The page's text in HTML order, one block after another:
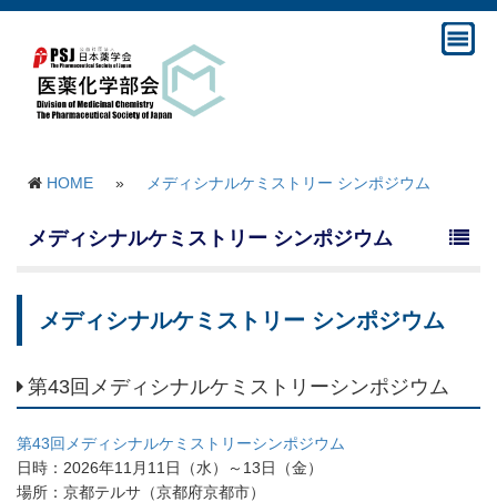
HOME » メディシナルケミストリー シンポジウム
メディシナルケミストリー シンポジウム
メディシナルケミストリー シンポジウム
第43回メディシナルケミストリーシンポジウム
第43回メディシナルケミストリーシンポジウム
日時：2026年11月11日（水）～13日（金）
場所：京都テルサ（京都府京都市）